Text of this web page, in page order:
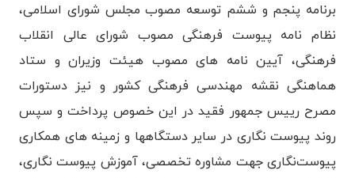
برنامه پنجم و ششم توسعه مصوب مجلس شورای اسلامی،
نظام نامه پیوست فرهنگی مصوب شورای عالی انقلاب
فرهنگی، آیین نامه های مصوب هیئت وزیران و ستاد
هماهنگی نقشه مهندسی فرهنگی کشور و نیز دستورات
مصرح رییس جمهور فقید در این خصوص پرداخت و سپس
روند پیوست نگاری در سایر دستگاهها و زمینه های همکاری
پیوست‌نگاری جهت مشاوره تخصصی، آموزش پیوست نگاری،